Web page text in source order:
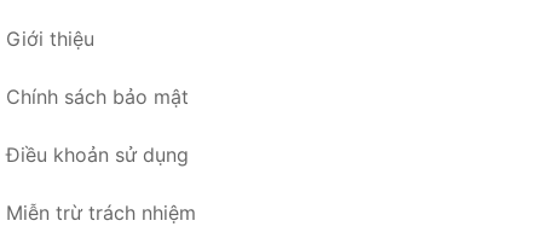
Giới thiệu
Chính sách bảo mật
Điều khoản sử dụng
Miễn trừ trách nhiệm